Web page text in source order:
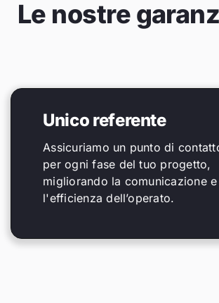
Le nostre
Unico referente
Assicuriamo un punto di
per ogni fase del tuo progetto,
migliorando la comunicazione e
l'efficienza dell’operato.